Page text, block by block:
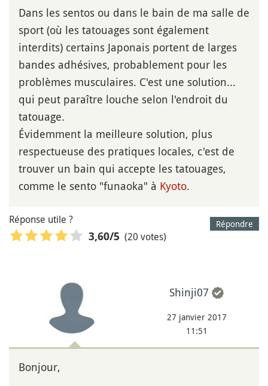
Dans les sentos ou dans le bain de ma salle de
sport (où les tatouages sont également
interdits) certains Japonais portent de larges
bandes adhésives, probablement pour les
problèmes musculaires. C'est une solution...
qui peut paraître louche selon l'endroit du
tatouage.
Évidemment la meilleure solution, plus
respectueuse des pratiques locales, c'est de
trouver un bain qui accepte les tatouages,
comme le sento "funaoka" à Kyoto.
Répondre
Réponse utile ?
3,60/5 (20 votes)
Shinji07
27 janvier 2017
11:51
Bonjour,